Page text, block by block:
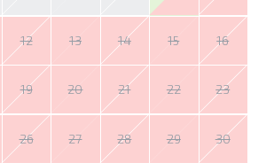
12 13 14 15 16
19 20 21 22 23
26 27 28 29 30